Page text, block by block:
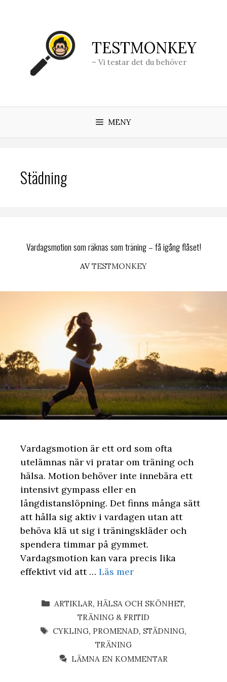
TESTMONKEY
– Vi testar det du behöver
MENY
Städning
Vardagsmotion som räknas som träning – få igång flåset!
AVTESTMONKEY
Vardagsmotion är ett ord som ofta
utelämnas när vi pratar om träning och
hälsa. Motion behöver inte innebära ett
intensivt gympass eller en
långdistanslöpning. Det finns många sätt
att hålla sig aktiv i vardagen utan att
behöva klä ut sig i träningskläder och
spendera timmar på gymmet.
Vardagsmotion kan vara precis lika
effektivt vid att … Läs mer
KATEGORIER
ARTIKLAR, HÄLSA OCH SKÖNHET,
TRÄNING & FRITID
ETIKETTER
CYKLING, PROMENAD, STÄDNING,
TRÄNING
LÄMNA EN KOMMENTAR